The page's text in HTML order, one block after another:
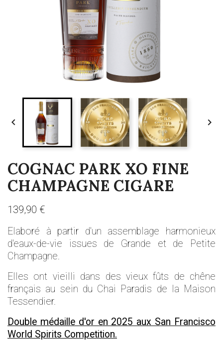
 
COGNAC PARK XO FINE
CHAMPAGNE CIGARE
139,90 €
Elaboré à partir d'un assemblage harmonieux
d'eaux-de-vie issues de Grande et de Petite
Champagne.
Elles ont vieilli dans des vieux fûts de chêne
français au sein du Chai Paradis de la Maison
Tessendier.
Double médaille d'or en 2025 aux San Francisco
World Spirits Competition.